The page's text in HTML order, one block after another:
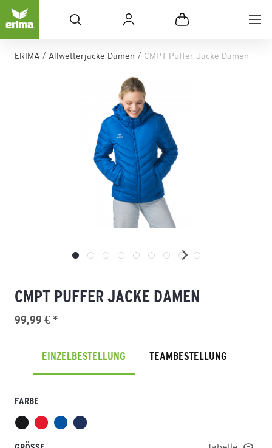
ERIMA Allwetterjacke Damen CMPT Puffer Jacke Damen
CMPT PUFFER JACKE DAMEN
99,99 € *
EINZELBESTELLUNG TEAMBESTELLUNG
FARBE